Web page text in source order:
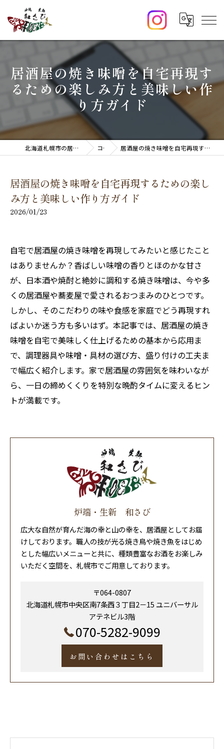
居酒屋の焼き味噌を自宅再現す
るための楽しみ方と美味しい作
り方ガイド
北海道札幌市の居酒屋なら炉端・生新 和さび コラム 居酒屋の焼き味噌を自宅再現するための楽しみ方と美味しい作り方ガイド
居酒屋の焼き味噌を自宅再現するための楽し
み方と美味しい作り方ガイド
2026/01/23
自宅で居酒屋の焼き味噌を再現してみたいと感じたこと
はありませんか？香ばしい味噌の香りとほのかな甘さ
が、日本酒や焼酎と絶妙に調和する焼き味噌は、今や多
くの居酒屋や蕎麦屋で愛されるおつまみのひとつです。
しかし、そのこだわりの味や食感を家庭でどう再現すれ
ばよいか迷う方も多いはず。本記事では、居酒屋の焼き
味噌を自宅で美味しく仕上げるための基本から応用ま
で、調理器具や味噌・具材の選び方、盛り付けの工夫ま
で幅広く紹介します。家で居酒屋の雰囲気を味わいなが
ら、一日の締めくくりを特別な晩酌タイムに変えるヒン
トが満載です。
炉端・生新 和さび
広大な自然が育んだ海の幸と山の幸を、居酒屋としてお届
けしております。職人の技が光る焼き鳥や焼き魚をはじめ
とした幅広いメニューと共に、種類豊富なお酒をお楽しみ
いただく空間を、札幌市でご用意しております。
〒064-0807
北海道札幌市中央区南7条西３丁目2－15 ユニバーサル
アテネビル3階
070-5282-9099
お問い合わせはこちら